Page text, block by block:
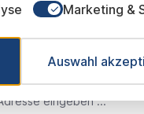
Ersten sein, über
werden.
Mail-
Marketing &
Auswahl